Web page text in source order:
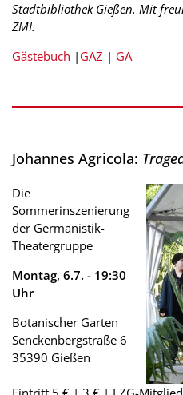
Stadtbibliothek Gießen. Mit
ZMI.
Gästebuch | GAZ | GA
Johannes Agricola:
Die
Sommerinszenierung
der Germanistik-
Theatergruppe
Montag, 6.7. - 19:30
Uhr
Botanischer Garten
Senckenbergstraße 6
35390 Gießen